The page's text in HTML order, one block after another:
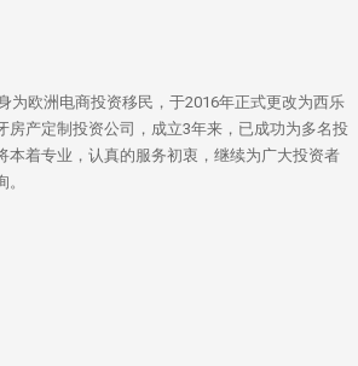
为欧洲电商投资移民，于2016年正式更改为西乐
房产定制投资公司，成立3年来，已成功为多名投
本着专业，认真的服务初衷，继续为广大投资者